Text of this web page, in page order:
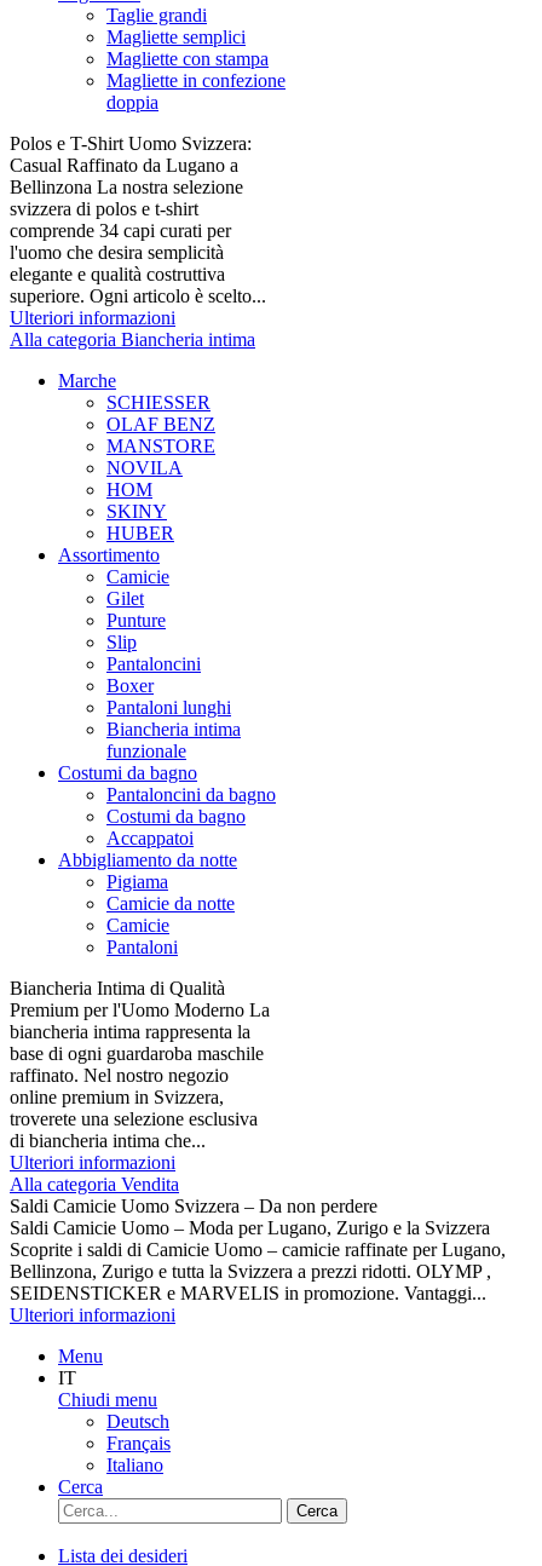
Taglie grandi
Magliette semplici
Magliette con stampa
Magliette in confezione
doppia
Polos e T-Shirt Uomo Svizzera:
Casual Raffinato da Lugano a
Bellinzona La nostra selezione
svizzera di polos e t-shirt
comprende 34 capi curati per
l'uomo che desira semplicità
elegante e qualità costruttiva
superiore. Ogni articolo è scelto...
Ulteriori informazioni
Alla categoria Biancheria intima
Marche
SCHIESSER
OLAF BENZ
MANSTORE
NOVILA
HOM
SKINY
HUBER
Assortimento
Camicie
Gilet
Punture
Slip
Pantaloncini
Boxer
Pantaloni lunghi
Biancheria intima
funzionale
Costumi da bagno
Pantaloncini da bagno
Costumi da bagno
Accappatoi
Abbigliamento da notte
Pigiama
Camicie da notte
Camicie
Pantaloni
Biancheria Intima di Qualità
Premium per l'Uomo Moderno La
biancheria intima rappresenta la
base di ogni guardaroba maschile
raffinato. Nel nostro negozio
online premium in Svizzera,
troverete una selezione esclusiva
di biancheria intima che...
Ulteriori informazioni
Alla categoria Vendita
Saldi Camicie Uomo Svizzera – Da non perdere
Saldi Camicie Uomo – Moda per Lugano, Zurigo e la Svizzera
Scoprite i saldi di Camicie Uomo – camicie raffinate per Lugano,
Bellinzona, Zurigo e tutta la Svizzera a prezzi ridotti. OLYMP ,
SEIDENSTICKER e MARVELIS in promozione. Vantaggi...
Ulteriori informazioni
Menu
IT
Chiudi menu
Deutsch
Français
Italiano
Cerca
Cerca
Lista dei desideri